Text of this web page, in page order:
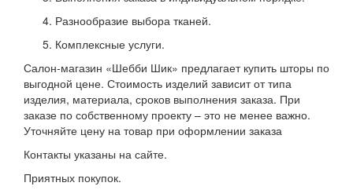
Разнообразие выбора тканей.
Комплексные услуги.
Салон-магазин «Шебби Шик» предлагает купить шторы по
выгодной цене. Стоимость изделий зависит от типа
изделия, материала, сроков выполнения заказа. При
заказе по собственному проекту – это не менее важно.
Уточняйте цену на товар при оформлении заказа
Контакты указаны на сайте.
Приятных покупок.